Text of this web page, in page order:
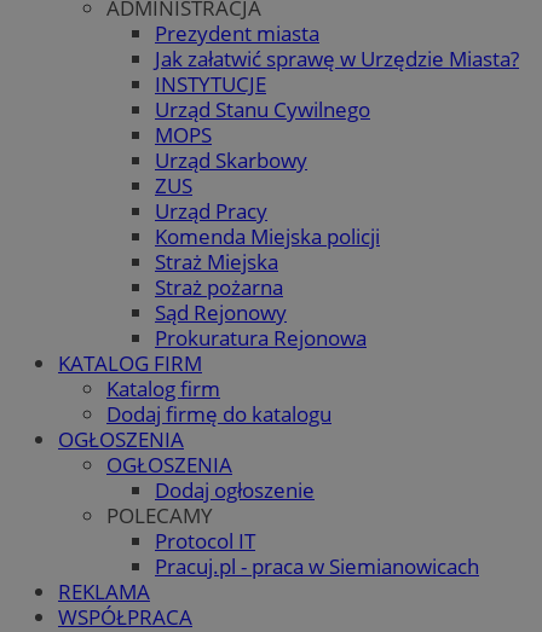
ADMINISTRACJA
Prezydent miasta
Jak załatwić sprawę w Urzędzie Miasta?
INSTYTUCJE
Urząd Stanu Cywilnego
MOPS
Urząd Skarbowy
ZUS
Urząd Pracy
Komenda Miejska policji
Straż Miejska
Straż pożarna
Sąd Rejonowy
Prokuratura Rejonowa
KATALOG FIRM
Katalog firm
Dodaj firmę do katalogu
OGŁOSZENIA
OGŁOSZENIA
Dodaj ogłoszenie
POLECAMY
Protocol IT
Pracuj.pl - praca w Siemianowicach
REKLAMA
WSPÓŁPRACA